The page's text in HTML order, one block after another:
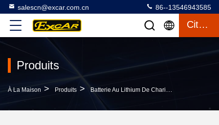
salescn@excar.com.cn 86--13546943585
Citation
Produits
À La Maison > Produits > Batterie Au Lithium De Chariot De Golf